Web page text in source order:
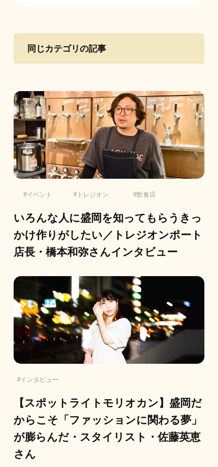
同じカテゴリの記事
イベント トレジオン 飲食店
いろんな人に盛岡を知ってもらうきっ
かけ作りがしたい／トレジオンポート
店長・橋本和弥さんインタビュー
インタビュー
【スポットライトモリオカン】盛岡だ
からこそ「ファッションに関わる夢」
が膨らんだ・スタイリスト・佐藤英恵
さん